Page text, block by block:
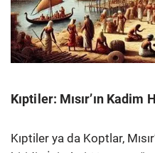
Kıptiler: Mısır’ın Kadim
Kıptiler ya da Koptlar,